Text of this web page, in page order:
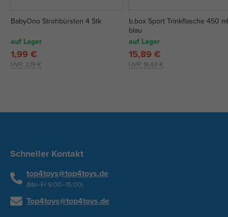
BabyOno Strohbürsten 4 Stk
auf Lager
UVP: 2,19 €
1,99 €
b.box Sport Trinkflasche 450
blau
auf Lager
UVP: 16,63 €
15,89 €
Schneller Kontakt
top4toys@top4toys.de
(Mo–Fr 9:00–15:00)
Top4toys@top4toys.de